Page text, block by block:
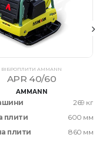
ВІБРОПЛИТИ AMMANN
APR 40/60
AMMANN
269 кг
плити
600 мм
плити
860 мм